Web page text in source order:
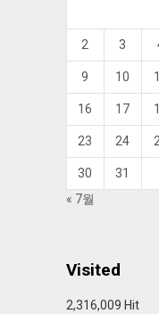
2 3
9 10
16 17
23 24
30
31
« 7월
Visited
2,316,009 Hit